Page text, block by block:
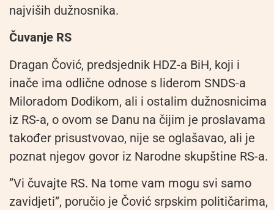
najviših dužnosnika.
Čuvanje RS
Dragan Čović, predsjednik HDZ-a BiH, koji i
inače ima odlične odnose s liderom SNDS-a
Miloradom Dodikom, ali i ostalim dužnosnicima
iz RS-a, o ovom se Danu na čijim je proslavama
također prisustvovao, nije se oglašavao, ali je
poznat njegov govor iz Narodne skupštine RS-a.
”Vi čuvajte RS. Na tome vam mogu svi samo
zavidjeti”, poručio je Čović srpskim političarima,